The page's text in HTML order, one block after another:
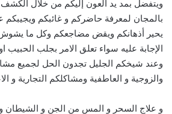
ويتفضل بمد يد العون إليكم من خلال
بالمجان لمعرفة حاضركم و غائبكم
يحير أذهانكم ويقض مضاجعكم وكل ما
الإجابة عليه سواء تعلق الامر بجلب
وعند شيخكم الجليل تجدون الحل لجميع
والزوجية و العاطفية ومشاكلكم التجارية و
و علاج السحر و المس من الجن و الشيطان